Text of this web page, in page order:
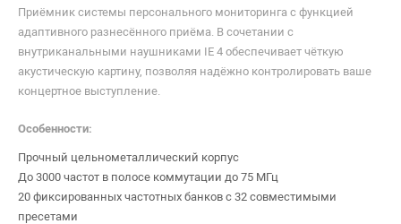
Приёмник системы персонального мониторинга с функцией
адаптивного разнесённого приёма. В сочетании с
внутриканальными наушниками IE 4 обеспечивает чёткую
акустическую картину, позволяя надёжно контролировать ваше
концертное выступление.
Особенности:
Прочный цельнометаллический корпус
До 3000 частот в полосе коммутации до 75 МГц
20 фиксированных частотных банков с 32 совместимыми
пресетами